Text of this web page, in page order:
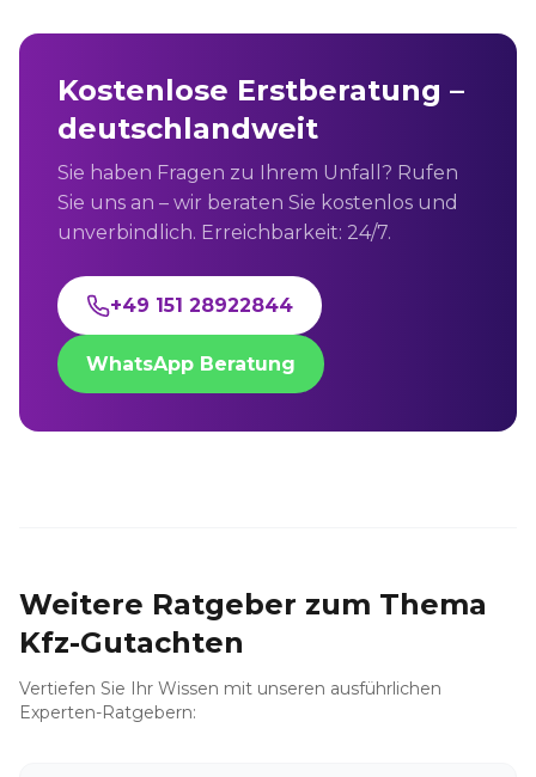
Kostenlose Erstberatung –
deutschlandweit
Sie haben Fragen zu Ihrem Unfall? Rufen
Sie uns an – wir beraten Sie kostenlos und
unverbindlich. Erreichbarkeit: 24/7.
+49 151 28922844
WhatsApp Beratung
Weitere Ratgeber zum Thema
Kfz-Gutachten
Vertiefen Sie Ihr Wissen mit unseren ausführlichen
Experten-Ratgebern: